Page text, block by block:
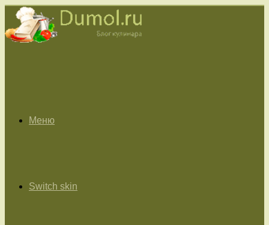
Меню
Switch skin